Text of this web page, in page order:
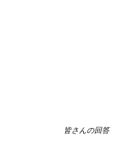
皆さんの回答